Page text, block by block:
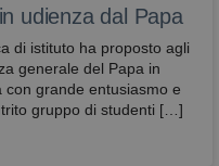
udienza dal Papa
di istituto ha proposto agli
generale del Papa in
con grande entusiasmo e
gruppo di studenti […]
ricordare le
preferenze
consenso
cookie dei
visitatori. È
necessario
il banner dei
cookie di